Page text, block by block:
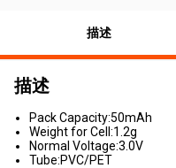
描述
描述
Pack Capacity:50mAh
Weight for Cell:1.2g
Normal Voltage:3.0V
Tube:PVC/PET